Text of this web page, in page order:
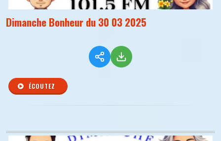
Dimanche Bonheur du 30 03 2025
ÉCOUTEZ